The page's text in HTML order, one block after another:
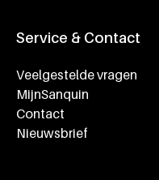
Service & Contact
Veelgestelde vragen
MijnSanquin
Contact
Nieuwsbrief